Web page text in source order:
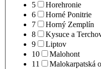
5
Horehronie
6
Horné Ponitrie
7
Horný Zemplín
8
Kysuce a
9
Liptov
10
Malohont
11
Malokarpatská